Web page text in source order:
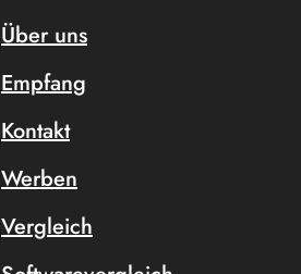
Über uns
Empfang
Kontakt
Werben
Vergleich